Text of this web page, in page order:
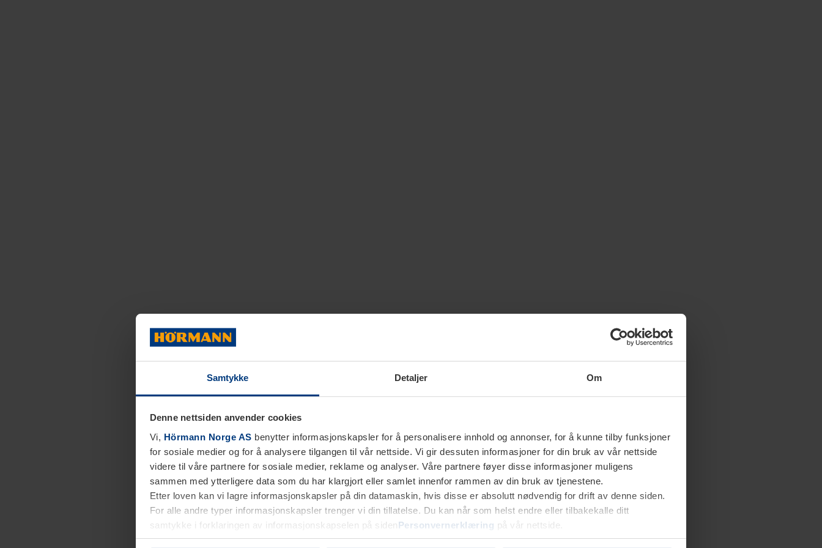
Samtykke Detaljer Om
Denne nettsiden anvender cookies
Vi, Hörmann Norge AS benytter informasjonskapsler for å personalisere innhold og annonser, for å kunne tilby funksjoner
for sosiale medier og for å analysere tilgangen til vår nettside. Vi gir dessuten informasjoner for din bruk av vår nettside
videre til våre partnere for sosiale medier, reklame og analyser. Våre partnere føyer disse informasjoner muligens
sammen med ytterligere data som du har klargjort eller samlet innenfor rammen av din bruk av tjenestene.
Etter loven kan vi lagre informasjonskapsler på din datamaskin, hvis disse er absolutt nødvendig for drift av denne siden.
For alle andre typer informasjonskapsler trenger vi din tillatelse. Du kan når som helst endre eller tilbakekalle ditt
samtykke i forklaringen av informasjonskapselen på sidenPersonvernerklæring på vår nettside.